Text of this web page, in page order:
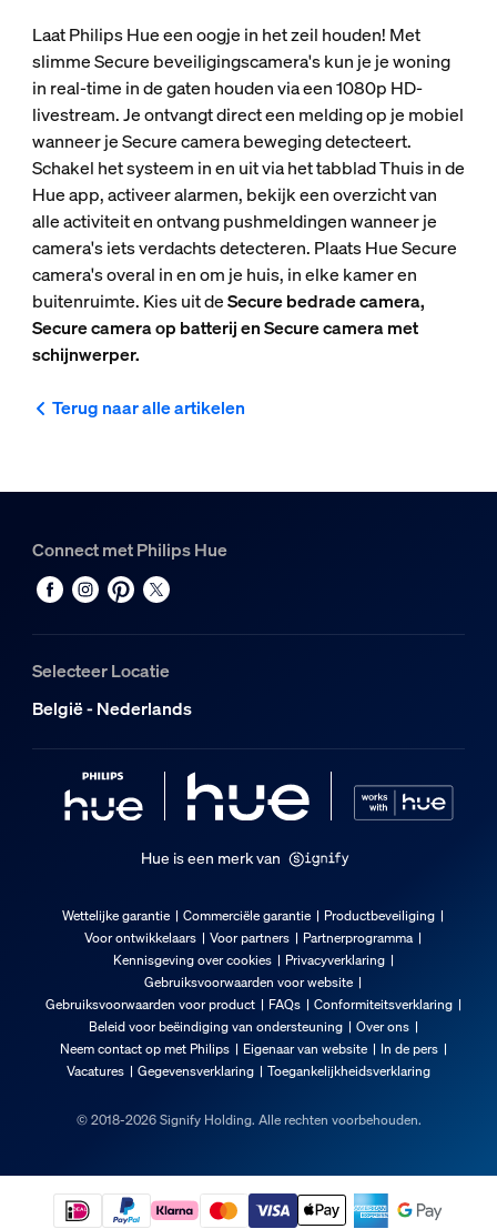
Laat Philips Hue een oogje in het zeil houden! Met
slimme Secure beveiligingscamera's kun je je woning
in real-time in de gaten houden via een 1080p HD-
livestream. Je ontvangt direct een melding op je mobiel
wanneer je Secure camera beweging detecteert.
Schakel het systeem in en uit via het tabblad Thuis in de
Hue app, activeer alarmen, bekijk een overzicht van
alle activiteit en ontvang pushmeldingen wanneer je
camera's iets verdachts detecteren. Plaats Hue Secure
camera's overal in en om je huis, in elke kamer en
buitenruimte. Kies uit deSecure bedrade camera,
Secure camera op batterij en Secure camera met
schijnwerper.
Terug naar alle artikelen
Connect met Philips Hue
Selecteer Locatie
België - Nederlands
Hue is een merk van
Wettelijke garantie Commerciële garantie
Productbeveiliging
Voor ontwikkelaars
Voor partners
Partnerprogramma
Kennisgeving over cookies
Privacyverklaring
Gebruiksvoorwaarden voor website
Gebruiksvoorwaarden voor product
FAQs
Conformiteitsverklaring
Beleid voor beëindiging van ondersteuning
Over ons
Neem contact op met Philips
Eigenaar van website
In de pers
Vacatures
Gegevensverklaring Toegankelijkheidsverklaring
© 2018-2026 Signify Holding. Alle rechten voorbehouden.